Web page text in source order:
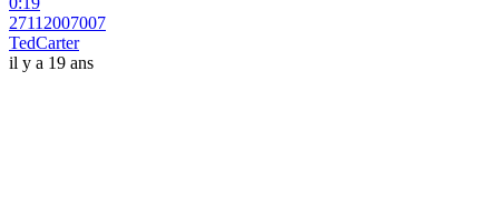
27112007007
TedCarter
il y a 19 ans